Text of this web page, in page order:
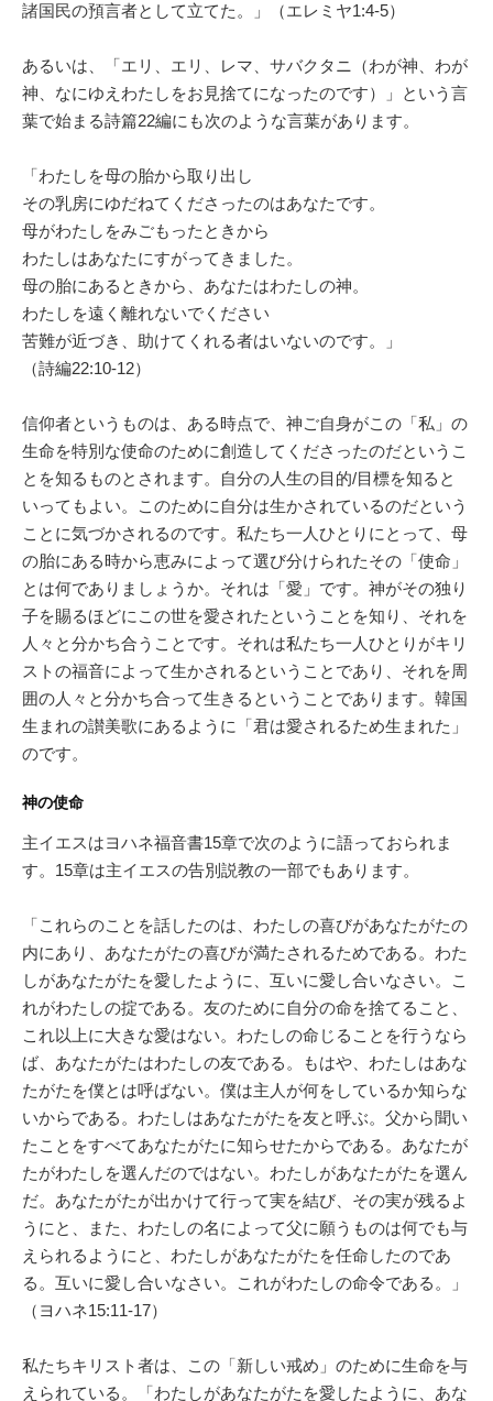
諸国民の預言者として立てた。」（エレミヤ1:4-5）
あるいは、「エリ、エリ、レマ、サバクタニ（わが神、わが
神、なにゆえわたしをお見捨てになったのです）」という言
葉で始まる詩篇22編にも次のような言葉があります。
「わたしを母の胎から取り出し
その乳房にゆだねてくださったのはあなたです。
母がわたしをみごもったときから
わたしはあなたにすがってきました。
母の胎にあるときから、あなたはわたしの神。
わたしを遠く離れないでください
苦難が近づき、助けてくれる者はいないのです。」
（詩編22:10-12）
信仰者というものは、ある時点で、神ご自身がこの「私」の
生命を特別な使命のために創造してくださったのだというこ
とを知るものとされます。自分の人生の目的/目標を知ると
いってもよい。このために自分は生かされているのだという
ことに気づかされるのです。私たち一人ひとりにとって、母
の胎にある時から恵みによって選び分けられたその「使命」
とは何でありましょうか。それは「愛」です。神がその独り
子を賜るほどにこの世を愛されたということを知り、それを
人々と分かち合うことです。それは私たち一人ひとりがキリ
ストの福音によって生かされるということであり、それを周
囲の人々と分かち合って生きるということであります。韓国
生まれの讃美歌にあるように「君は愛されるため生まれた」
のです。
神の使命
主イエスはヨハネ福音書15章で次のように語っておられま
す。15章は主イエスの告別説教の一部でもあります。
「これらのことを話したのは、わたしの喜びがあなたがたの
内にあり、あなたがたの喜びが満たされるためである。わた
しがあなたがたを愛したように、互いに愛し合いなさい。こ
れがわたしの掟である。友のために自分の命を捨てること、
これ以上に大きな愛はない。わたしの命じることを行うなら
ば、あなたがたはわたしの友である。もはや、わたしはあな
たがたを僕とは呼ばない。僕は主人が何をしているか知らな
いからである。わたしはあなたがたを友と呼ぶ。父から聞い
たことをすべてあなたがたに知らせたからである。あなたが
たがわたしを選んだのではない。わたしがあなたがたを選ん
だ。あなたがたが出かけて行って実を結び、その実が残るよ
うにと、また、わたしの名によって父に願うものは何でも与
えられるようにと、わたしがあなたがたを任命したのであ
る。互いに愛し合いなさい。これがわたしの命令である。」
（ヨハネ15:11-17）
私たちキリスト者は、この「新しい戒め」のために生命を与
えられている。「わたしがあなたがたを愛したように、あな